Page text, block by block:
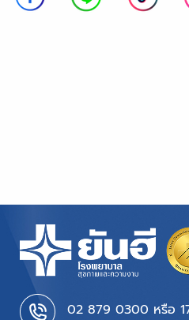
02 879 0300 หรือ